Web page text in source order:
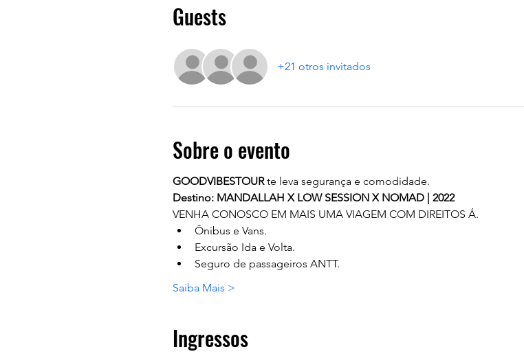
Guests
+21 otros invitados
Sobre o evento
GOODVIBESTOUR te leva segurança e comodidade.
Destino: MANDALLAH X LOW SESSION X NOMAD | 2022
VENHA CONOSCO EM MAIS UMA VIAGEM COM DIREITOS Á.
Ônibus e Vans.
Excursão Ida e Volta.
Seguro de passageiros ANTT.
Saiba Mais >
Ingressos